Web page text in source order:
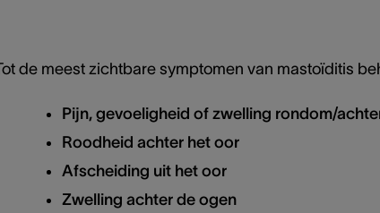
de meest zichtbare symptomen van mastoïditis
Pijn, gevoeligheid of zwelling rondom/
Roodheid achter het oor
Afscheiding uit het oor
Zwelling achter de ogen